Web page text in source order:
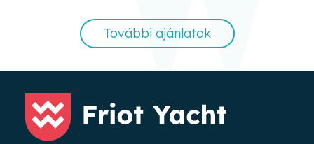
További ajánlatok